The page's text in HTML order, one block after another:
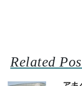
Related